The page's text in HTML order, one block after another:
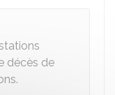
décès de